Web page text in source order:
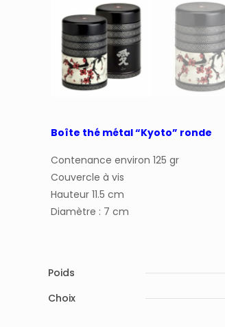
Boîte thé métal “Kyoto” ronde
Contenance environ 125 gr
Couvercle à vis
Hauteur 11.5 cm
Diamètre : 7 cm
Poids
Choix